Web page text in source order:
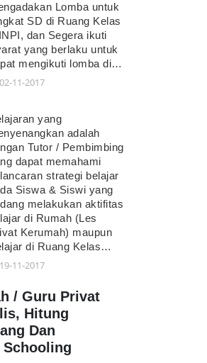
Lomba untuk
SD di Ruang Kelas
dan Segera ikuti
yang berlaku untuk
mengikuti lomba di…
02-11-2017
yang
adalah
Tutor / Pembimbing
dapat memahami
strategi belajar
Siswa & Siswi yang
melakukan aktifitas
di Rumah (Les
Kerumah) maupun
di Ruang Kelas…
19-11-2017
/ Guru Privat
Hitung
Dan
Schooling